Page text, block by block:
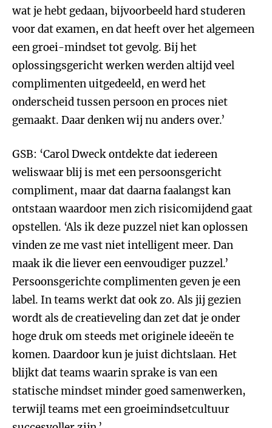
wat je hebt gedaan, bijvoorbeeld hard studeren
voor dat examen, en dat heeft over het algemeen
een groei-mindset tot gevolg. Bij het
oplossingsgericht werken werden altijd veel
complimenten uitgedeeld, en werd het
onderscheid tussen persoon en proces niet
gemaakt. Daar denken wij nu anders over.’
GSB: ‘Carol Dweck ontdekte dat iedereen
weliswaar blij is met een persoonsgericht
compliment, maar dat daarna faalangst kan
ontstaan waardoor men zich risicomijdend gaat
opstellen. ‘Als ik deze puzzel niet kan oplossen
vinden ze me vast niet intelligent meer. Dan
maak ik die liever een eenvoudiger puzzel.’
Persoonsgerichte complimenten geven je een
label. In teams werkt dat ook zo. Als jij gezien
wordt als de creatieveling dan zet dat je onder
hoge druk om steeds met originele ideeën te
komen. Daardoor kun je juist dichtslaan. Het
blijkt dat teams waarin sprake is van een
statische mindset minder goed samenwerken,
terwijl teams met een groeimindsetcultuur